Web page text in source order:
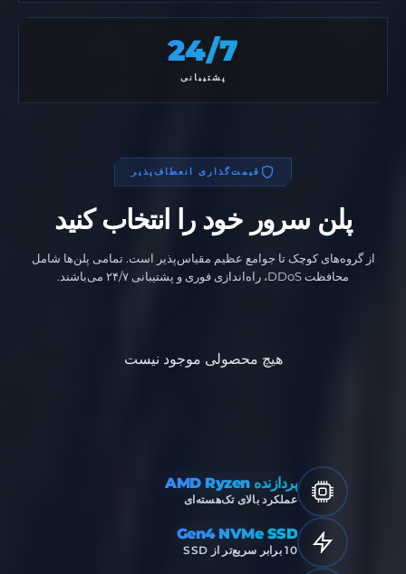
24/7
پشتیبانی
قیمت‌گذاری انعطاف‌پذیر
پلن سرور خود را انتخاب کنید
از گروه‌های کوچک تا جوامع عظیم مقیاس‌پذیر است. تمامی پلن‌ها شامل
محافظت DDoS، راه‌اندازی فوری و پشتیبانی ۲۴/۷ می‌باشند.
هیچ محصولی موجود نیست
پردازنده AMD Ryzen
عملکرد بالای تک‌هسته‌ای
Gen4 NVMe SSD
10 برابر سریع‌تر از SSD